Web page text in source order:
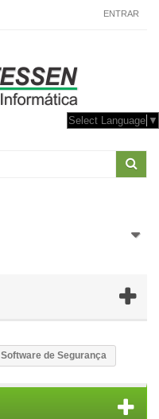
ENTRAR
Select Language ▼
Software de Segurança